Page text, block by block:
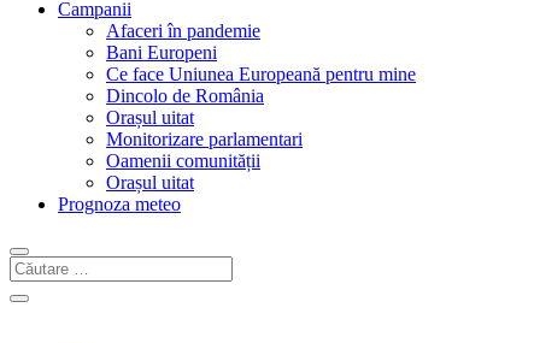
Campanii
Afaceri în pandemie
Bani Europeni
Ce face Uniunea Europeană pentru mine
Dincolo de România
Orașul uitat
Monitorizare parlamentari
Oamenii comunității
Orașul uitat
Prognoza meteo